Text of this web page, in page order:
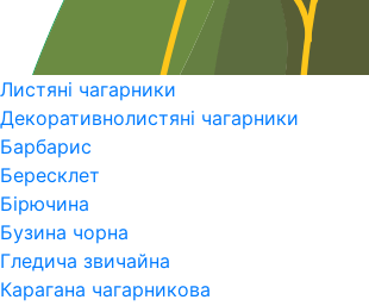
Листяні чагарники
Декоративнолистяні чагарники
Барбарис
Бересклет
Бірючина
Бузина чорна
Гледича звичайна
Карагана чагарникова